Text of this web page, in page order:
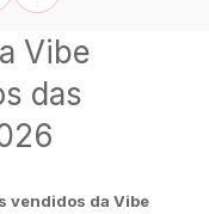
Vibe
das
vendidos da Vibe